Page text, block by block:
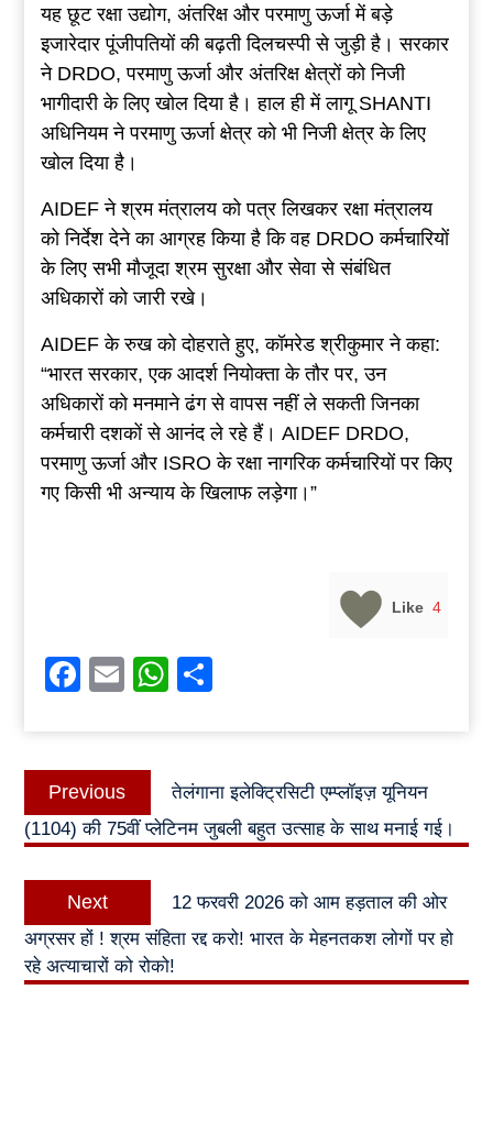
यह छूट रक्षा उद्योग, अंतरिक्ष और परमाणु ऊर्जा में बड़े
इजारेदार पूंजीपतियों की बढ़ती दिलचस्पी से जुड़ी है। सरकार
ने DRDO, परमाणु ऊर्जा और अंतरिक्ष क्षेत्रों को निजी
भागीदारी के लिए खोल दिया है। हाल ही में लागू SHANTI
अधिनियम ने परमाणु ऊर्जा क्षेत्र को भी निजी क्षेत्र के लिए
खोल दिया है।
AIDEF ने श्रम मंत्रालय को पत्र लिखकर रक्षा मंत्रालय
को निर्देश देने का आग्रह किया है कि वह DRDO कर्मचारियों
के लिए सभी मौजूदा श्रम सुरक्षा और सेवा से संबंधित
अधिकारों को जारी रखे।
AIDEF के रुख को दोहराते हुए, कॉमरेड श्रीकुमार ने कहा:
“भारत सरकार, एक आदर्श नियोक्ता के तौर पर, उन
अधिकारों को मनमाने ढंग से वापस नहीं ले सकती जिनका
कर्मचारी दशकों से आनंद ले रहे हैं। AIDEF DRDO,
परमाणु ऊर्जा और ISRO के रक्षा नागरिक कर्मचारियों पर किए
गए किसी भी अन्याय के खिलाफ लड़ेगा।”
Like 4
Facebook
EmailWhatsApp
Post
navigation
Previous
Previous
post:
तेलंगाना इलेक्ट्रिसिटी एम्प्लॉइज़ यूनियन
(1104) की 75वीं प्लेटिनम जुबली बहुत उत्साह के साथ मनाई गई।
Next
post:
12 फरवरी 2026 को आम हड़ताल की ओर
अग्रसर हों ! श्रम संहिता रद्द करो! भारत के मेहनतकश लोगों पर हो
रहे अत्याचारों को रोको!